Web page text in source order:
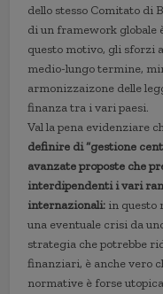
dello stesso Comitato di
di un framework globale
questo motivo, gli sforzi
medio-lungo termine,
armonizzaizone delle
finanza tra i vari paesi.
Val la pena evidenziare
definire di “gestione
avanzate proposte che
interdipendenti i vari
internazionali: in questo
una eventuale crisi da
strategia che potrebbe
finanziari, è anche vero
normative è forse